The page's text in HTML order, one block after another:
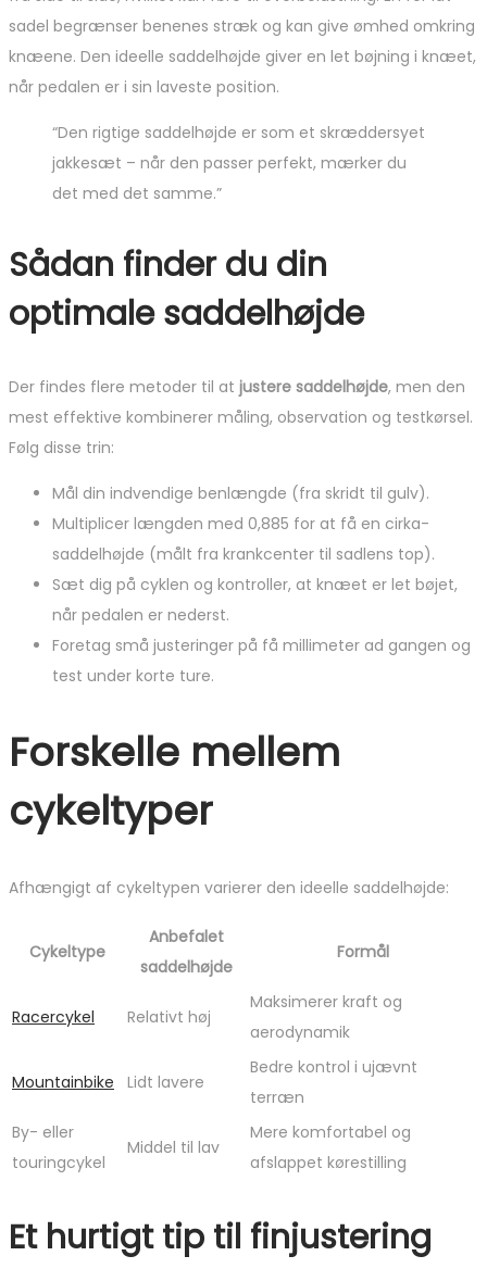
sadel begrænser benenes stræk og kan give ømhed omkring
knæene. Den ideelle saddelhøjde giver en let bøjning i knæet,
når pedalen er i sin laveste position.
“Den rigtige saddelhøjde er som et skræddersyet
jakkesæt – når den passer perfekt, mærker du
det med det samme.”
Sådan finder du din
optimale saddelhøjde
Der findes flere metoder til at justere saddelhøjde, men den
mest effektive kombinerer måling, observation og testkørsel.
Følg disse trin:
Mål din indvendige benlængde (fra skridt til gulv).
Multiplicer længden med 0,885 for at få en cirka-
saddelhøjde (målt fra krankcenter til sadlens top).
Sæt dig på cyklen og kontroller, at knæet er let bøjet,
når pedalen er nederst.
Foretag små justeringer på få millimeter ad gangen og
test under korte ture.
Forskelle mellem
cykeltyper
Afhængigt af cykeltypen varierer den ideelle saddelhøjde:
Cykeltype
Anbefalet
saddelhøjde
Formål
Racercykel Relativt høj
Maksimerer kraft og
aerodynamik
Mountainbike Lidt lavere
Bedre kontrol i ujævnt
terræn
By- eller
touringcykel
Middel til lav
Mere komfortabel og
afslappet kørestilling
Et hurtigt tip til finjustering